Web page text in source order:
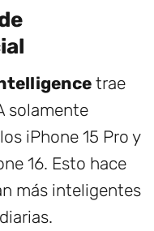
trae
solamente
iPhone 15 Pro y
16. Esto hace
más inteligentes